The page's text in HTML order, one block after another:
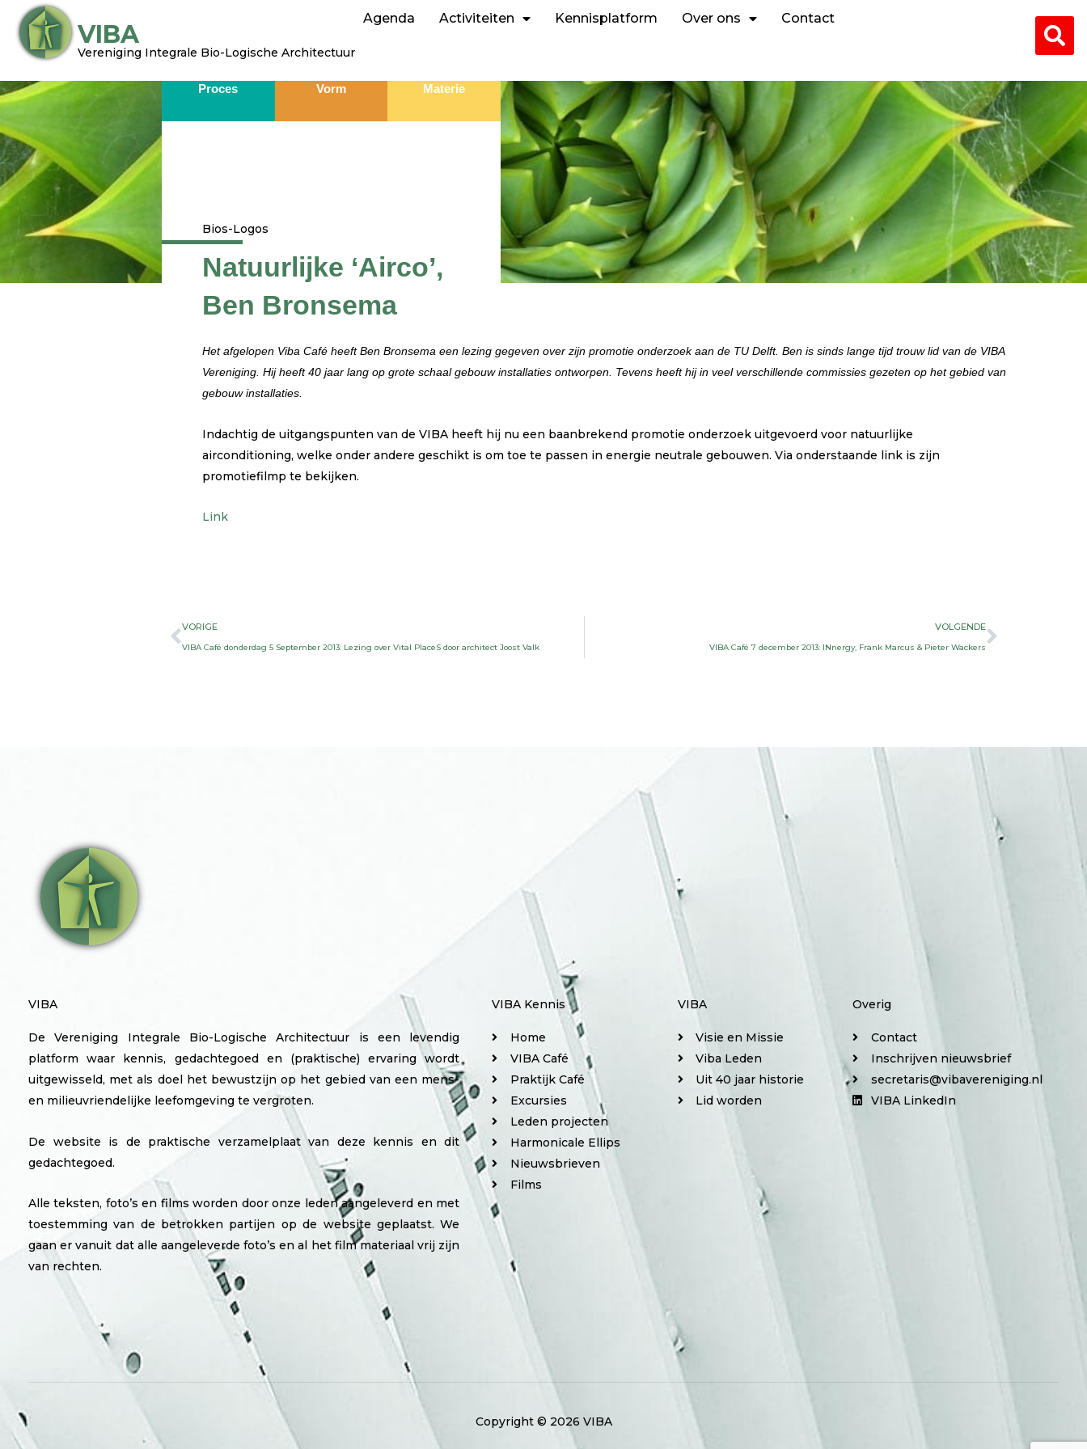
naar
VIBA
Vereniging Integrale Bio-Logische Architectuur​
Agenda Activiteiten Kennisplatform Over ons Contact
Proces Vorm Materie
Bios-Logos
Natuurlijke ‘Airco’,
Ben Bronsema
Het afgelopen Viba Café heeft Ben Bronsema een lezing gegeven over zijn promotie onderzoek aan de TU Delft. Ben is sinds lange tijd trouw lid van de VIBA
Vereniging. Hij heeft 40 jaar lang op grote schaal gebouw installaties ontworpen. Tevens heeft hij in veel verschillende commissies gezeten op het gebied van
gebouw installaties.
Indachtig de uitgangspunten van de VIBA heeft hij nu een baanbrekend promotie onderzoek uitgevoerd voor natuurlijke
airconditioning, welke onder andere geschikt is om toe te passen in energie neutrale gebouwen. Via onderstaande link is zijn
promotiefilmp te bekijken.
Link
Vorige
VORIGE
VIBA Café donderdag 5 September 2013: Lezing over Vital PlaceS door architect Joost Valk
VOLGENDE
VIBA Café 7 december 2013: INnergy, Frank Marcus & Pieter Wackers
VIBA
De Vereniging Integrale Bio-Logische Architectuur is een levendig
platform waar kennis, gedachtegoed en (praktische) ervaring wordt
uitgewisseld, met als doel het bewustzijn op het gebied van een mens-
en milieuvriendelijke leefomgeving te vergroten.
De website is de praktische verzamelplaat van deze kennis en dit
gedachtegoed.
Alle teksten, foto’s en films worden door onze leden aangeleverd en met
toestemming van de betrokken partijen op de website geplaatst. We
gaan er vanuit dat alle aangeleverde foto’s en al het film materiaal vrij zijn
van rechten.
VIBA Kennis
Home
VIBA Café
Praktijk Café
Excursies
Leden projecten
Harmonicale Ellips
Nieuwsbrieven
Films
VIBA
Visie en Missie
Viba Leden
Uit 40 jaar historie
Lid worden
Overig
Contact
Inschrijven nieuwsbrief
secretaris@vibavereniging.nl
VIBA LinkedIn
Copyright © 2026 VIBA